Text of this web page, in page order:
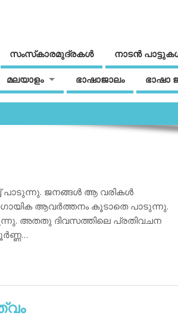
സംസ്‌കാരമുദ്രകള്‍ നാടന്‍
മലയാളം ഭാഷാജാലം ഭാഷാ
പാടുന്നു. ജനങ്ങള്‍ ആ വരികള്‍
ഗായിക ആവര്‍ത്തനം കൂടാതെ പാടുന്നു.
അതതു ദിവസത്തിലെ പ്രതിവചന